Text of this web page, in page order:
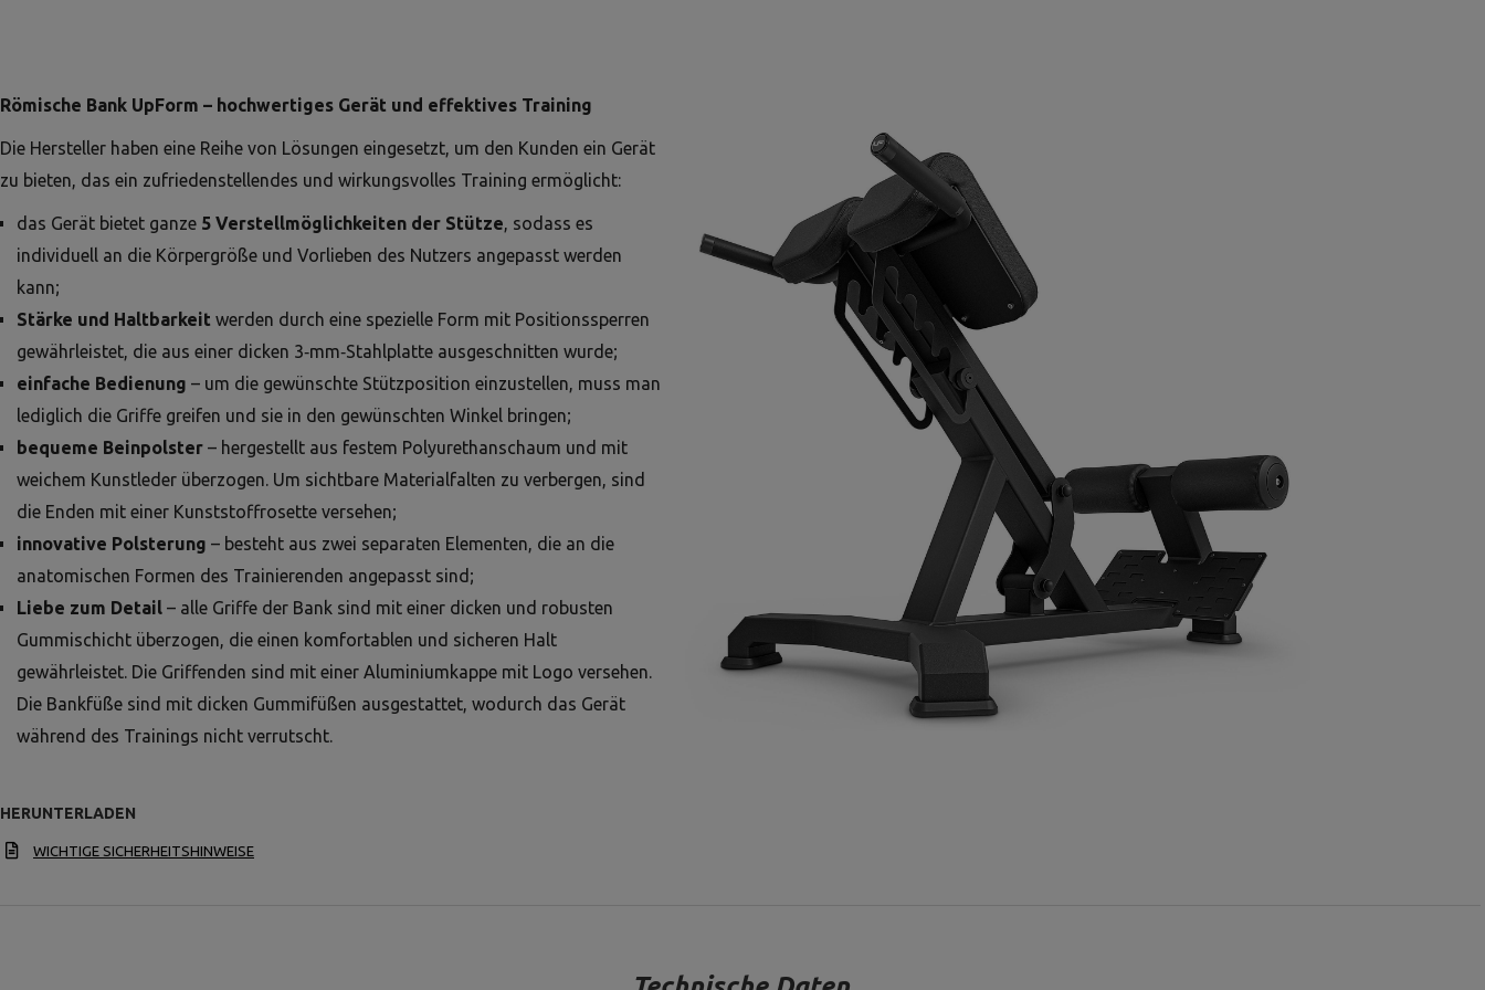
Römische Bank UpForm – hochwertiges Gerät und effektives Training
Die Hersteller haben eine Reihe von Lösungen eingesetzt, um den Kunden ein Gerät
zu bieten, das ein zufriedenstellendes und wirkungsvolles Training ermöglicht:
das Gerät bietet ganze 5 Verstellmöglichkeiten der Stütze, sodass es
individuell an die Körpergröße und Vorlieben des Nutzers angepasst werden
kann;
Stärke und Haltbarkeit werden durch eine spezielle Form mit Positionssperren
gewährleistet, die aus einer dicken 3‑mm‑Stahlplatte ausgeschnitten wurde;
einfache Bedienung – um die gewünschte Stützposition einzustellen, muss man
lediglich die Griffe greifen und sie in den gewünschten Winkel bringen;
bequeme Beinpolster – hergestellt aus festem Polyurethanschaum und mit
weichem Kunstleder überzogen. Um sichtbare Materialfalten zu verbergen, sind
die Enden mit einer Kunststoffrosette versehen;
innovative Polsterung – besteht aus zwei separaten Elementen, die an die
anatomischen Formen des Trainierenden angepasst sind;
Liebe zum Detail – alle Griffe der Bank sind mit einer dicken und robusten
Gummischicht überzogen, die einen komfortablen und sicheren Halt
gewährleistet. Die Griffenden sind mit einer Aluminiumkappe mit Logo versehen.
Die Bankfüße sind mit dicken Gummifüßen ausgestattet, wodurch das Gerät
während des Trainings nicht verrutscht.
HERUNTERLADEN
WICHTIGE SICHERHEITSHINWEISE